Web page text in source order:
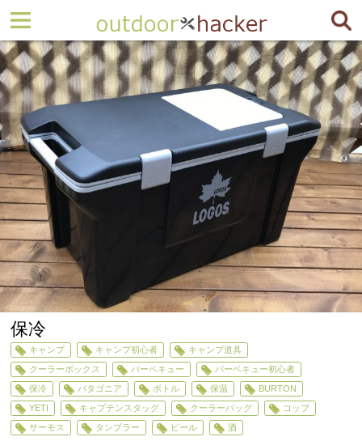
保冷
キャンプ キャンプ初心者
キャンプ道具
クーラーボックス
バーベキュー
バーベキュー初心者
保冷
パタゴニア ボトル 保温
BURTON
YETI
キャプテンスタッグ クーラーバッグ
コップ
サーモス
タンブラー ビール 酒